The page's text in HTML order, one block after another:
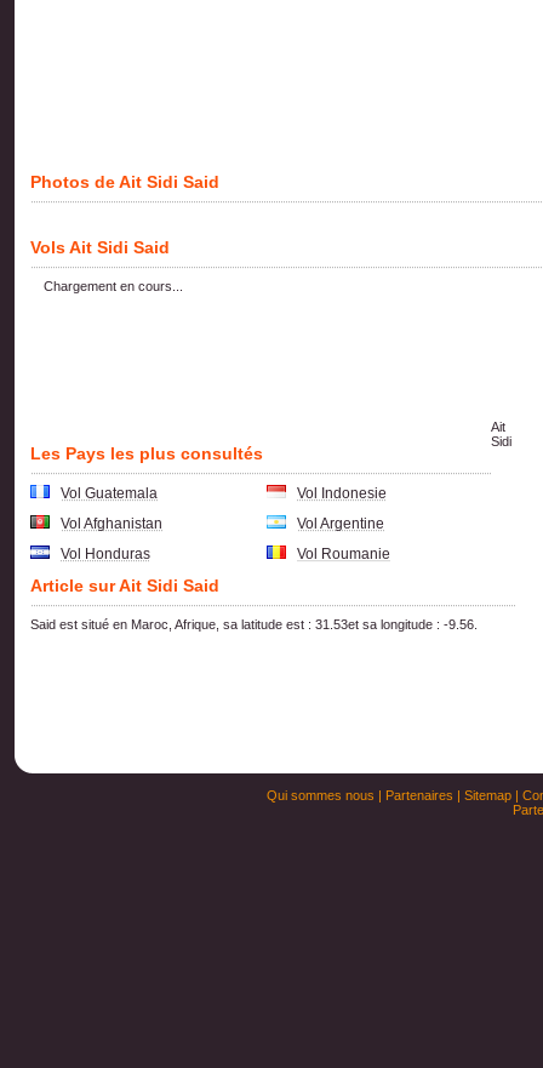
Photos de Ait Sidi Said
Vols Ait Sidi Said
Chargement en cours...
Les Pays les plus consultés
Vol Guatemala
Vol Indonesie
Vol Afghanistan
Vol Argentine
Vol Honduras
Vol Roumanie
Article sur Ait Sidi Said
Ait
Sidi
Said est situé en Maroc, Afrique, sa latitude est : 31.53et sa longitude : -9.56.
Qui sommes nous | Partenaires | Sitemap|